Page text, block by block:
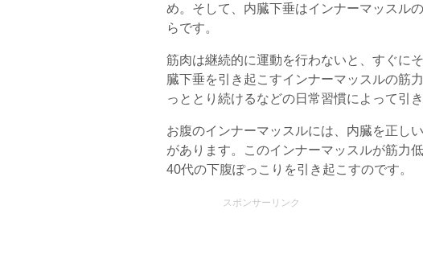
め。そして、内臓下垂はインナーマッスル
らです。
筋肉は継続的に運動を行わないと、すぐに
臓下垂を引き起こすインナーマッスルの筋
っととり続けるなどの日常習慣によって引
お腹のインナーマッスルには、内臓を正し
があります。このインナーマッスルが筋力
40代の下腹ぽっこりを引き起こすのです。
スポンサーリンク